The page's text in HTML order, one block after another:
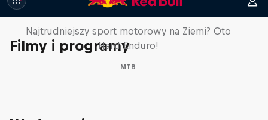
Filmy i programy
Najtrudniejszy sezon w historii?
Najtrudniejszy sport motorowy na Ziemi? Oto
Hard Enduro!
MTB